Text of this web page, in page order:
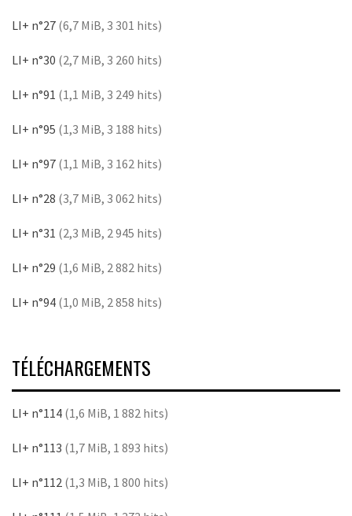
LI+ n°27 (6,7 MiB, 3 301 hits)
LI+ n°30 (2,7 MiB, 3 260 hits)
LI+ n°91 (1,1 MiB, 3 249 hits)
LI+ n°95 (1,3 MiB, 3 188 hits)
LI+ n°97 (1,1 MiB, 3 162 hits)
LI+ n°28 (3,7 MiB, 3 062 hits)
LI+ n°31 (2,3 MiB, 2 945 hits)
LI+ n°29 (1,6 MiB, 2 882 hits)
LI+ n°94 (1,0 MiB, 2 858 hits)
TÉLÉCHARGEMENTS
LI+ n°114 (1,6 MiB, 1 882 hits)
LI+ n°113 (1,7 MiB, 1 893 hits)
LI+ n°112 (1,3 MiB, 1 800 hits)